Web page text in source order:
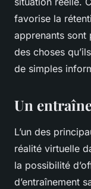
favorise la
apprenants sont
des choses
de simples
Un
L’un des
réalité virtuelle
la possibilité
d’entraînement